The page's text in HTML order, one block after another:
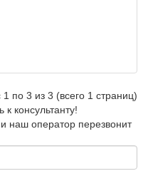
1 по 3 из 3 (всего 1 страниц)
к консультанту!
наш оператор перезвонит